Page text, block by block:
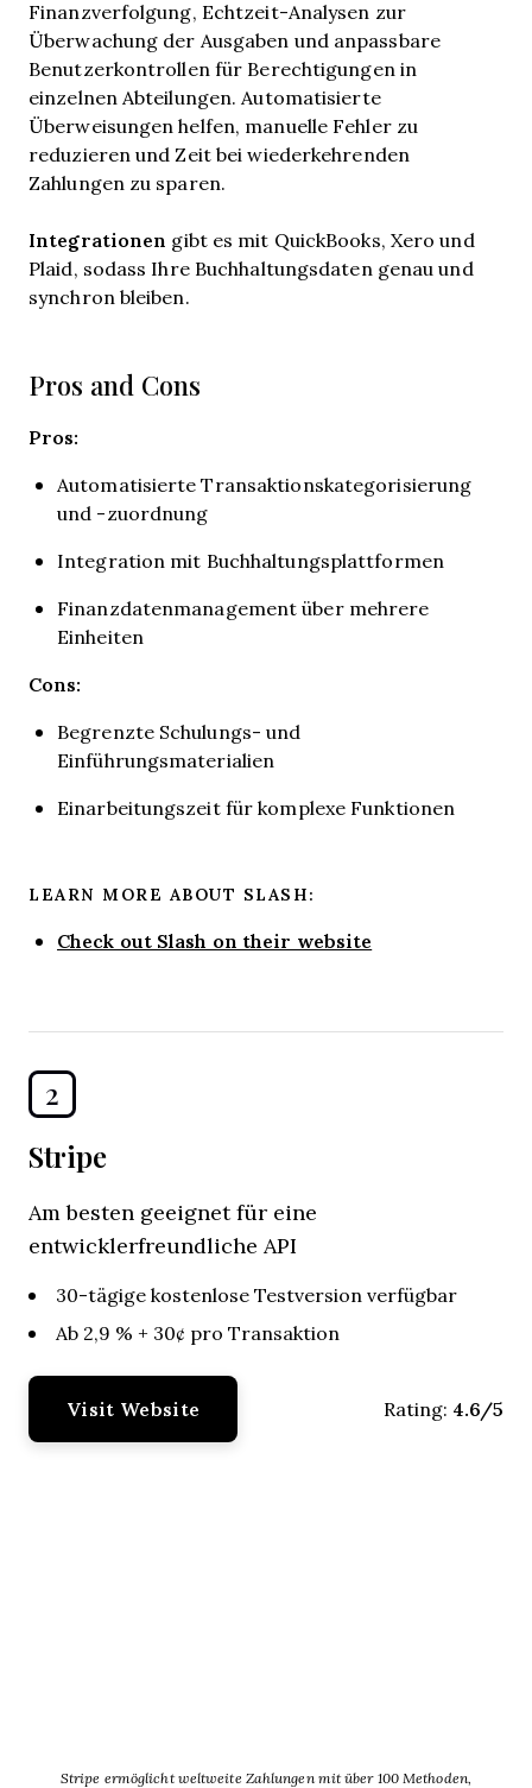
Finanzverfolgung, Echtzeit-Analysen zur
Überwachung der Ausgaben und anpassbare
Benutzerkontrollen für Berechtigungen in
einzelnen Abteilungen. Automatisierte
Überweisungen helfen, manuelle Fehler zu
reduzieren und Zeit bei wiederkehrenden
Zahlungen zu sparen.
Integrationen gibt es mit QuickBooks, Xero und
Plaid, sodass Ihre Buchhaltungsdaten genau und
synchron bleiben.
Pros and Cons
Pros:
Automatisierte Transaktionskategorisierung
und -zuordnung
Integration mit Buchhaltungsplattformen
Finanzdatenmanagement über mehrere
Einheiten
Cons:
Begrenzte Schulungs- und
Einführungsmaterialien
Einarbeitungszeit für komplexe Funktionen
LEARN MORE ABOUT SLASH:
Check out Slash on their website
2
Stripe
Am besten geeignet für eine
entwicklerfreundliche API
30-tägige kostenlose Testversion verfügbar
Ab 2,9 % + 30¢ pro Transaktion
Visit Website Rating: 4.6/5
Stripe ermöglicht weltweite Zahlungen mit über 100 Methoden,